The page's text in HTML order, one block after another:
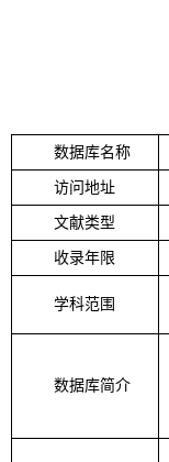
数据库名称
访问地址
文献类型
收录年限
学科范围
数据库简介